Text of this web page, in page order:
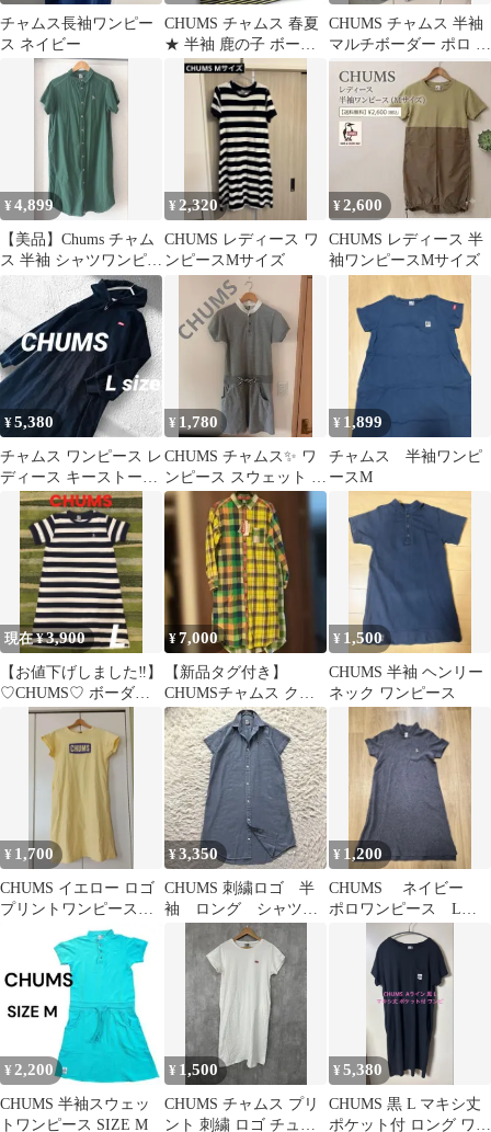
チャムス長袖ワンピー
ス ネイビー
CHUMS チャムス 春夏
★ 半袖 鹿の子 ボーダ
ー ロゴ刺繍 ポロシャツ
ワンピース Sz.M レデ
ィース
CHUMS チャムス 半袖
マルチボーダー ポロ ワ
ンピース M
¥4,899
【美品】Chums チャム
ス 半袖 シャツワンピー
ス グリーン Lサイズ
¥2,320
CHUMS レディース ワ
ンピースMサイズ
¥2,600
CHUMS レディース 半
袖ワンピースMサイズ
¥5,380
チャムス ワンピース レ
ディース キーストーン
バルーンスリーブフー
ディ
¥ 1,780
CHUMS チャムス✨ ワ
ンピース スウェット グ
レー M 半袖 カットソ
ー 綿
¥ 1,899
チャムス 半袖ワンピ
ースM
現在 ¥3,900
【お値下げしました‼️】
♡CHUMS♡ ボーダー
鹿子ワンピース L
¥7,000
【新品タグ付き】
CHUMSチャムス クレ
イジーパターン チェッ
クシャツワンピース
¥ 1,500
CHUMS 半袖 ヘンリー
ネック ワンピース
¥ 1,700
CHUMS イエロー ロゴ
プリントワンピース
¥3,350
CHUMS 刺繍ロゴ 半
袖 ロング シャツ
ワンピース 洗える
¥ 1,200
CHUMS ネイビー
ポロワンピース Lサ
¥ 2,200
CHUMS 半袖スウェッ
トワンピース SIZE M
¥ 1,500
CHUMS チャムス プリ
ント 刺繍 ロゴ チュニ
¥5,380
CHUMS 黒 L マキシ丈
ポケット付 ロング ワン